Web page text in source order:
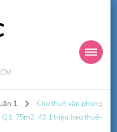
1
Cho thuê văn phòng
75m2, 43.1 triệu bao thuế-